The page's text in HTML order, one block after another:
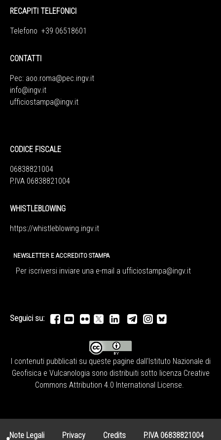
RECAPITI TELEFONICI
Telefono +39 06518601
CONTATTI
Pec: aoo.roma@pec.ingv.it
info@ingv.it
ufficiostampa@ingv.it
CODICE FISCALE
06838821004
P.IVA 06838821004
WHISTLEBLOWING
https://whistleblowing.ingv.it
NEWSLETTER E ACCREDITO STAMPA
Per iscriversi inviare una e-mail a ufficiostampa@ingv.it
Seguici su:
I contenuti pubblicati su queste pagine dall'Istituto Nazionale di
Geofisica e Vulcanologia sono distribuiti sotto licenza Creative
Commons Attribution 4.0 International License.
Note Legali Privacy Credits P.IVA 06838821004